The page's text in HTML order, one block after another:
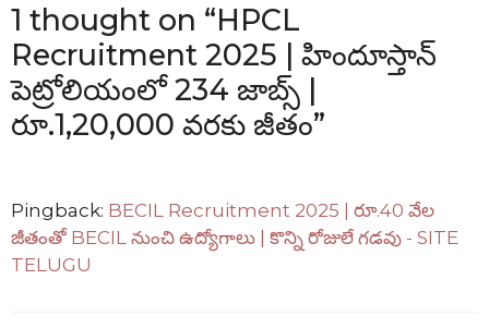
1 thought on “HPCL
Recruitment 2025 | హిందూస్తాన్
పెట్రోలియంలో 234 జాబ్స్ |
రూ.1,20,000 వరకు జీతం”
Pingback: BECIL Recruitment 2025 | రూ.40 వేల
జీతంతో BECIL నుంచి ఉద్యోగాలు | కొన్ని రోజులే గడవు - SITE
TELUGU